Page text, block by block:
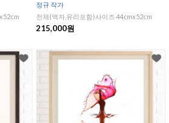
정규 작가
전체(액자,유리포함)사이즈 44cmx52cm
215,000원